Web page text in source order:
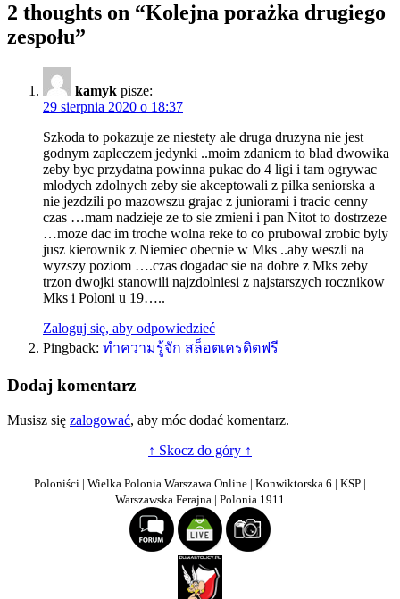
2 thoughts on “Kolejna porażka drugiego
zespołu”
kamyk pisze:
29 sierpnia 2020 o 18:37
Szkoda to pokazuje ze niestety ale druga druzyna nie jest
godnym zapleczem jedynki ..moim zdaniem to blad dwowika
zeby byc przydatna powinna pukac do 4 ligi i tam ogrywac
mlodych zdolnych zeby sie akceptowali z pilka seniorska a
nie jezdzili po mazowszu grajac z juniorami i tracic cenny
czas …mam nadzieje ze to sie zmieni i pan Nitot to dostrzeze
…moze dac im troche wolna reke to co prubowal zrobic byly
jusz kierownik z Niemiec obecnie w Mks ..aby weszli na
wyzszy poziom ….czas dogadac sie na dobre z Mks zeby
trzon dwojki stanowili najzdolniesi z najstarszych rocznikow
Mks i Poloni u 19…..
Zaloguj się, aby odpowiedzieć
Pingback: ทำความรู้จัก สล็อตเครดิตฟรี
Dodaj komentarz
Musisz się zalogować, aby móc dodać komentarz.
↑ Skocz do góry ↑
Poloniści | Wielka Polonia Warszawa Online | Konwiktorska 6 | KSP |
Warszawska Ferajna | Polonia 1911